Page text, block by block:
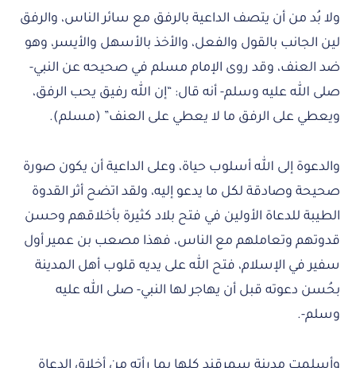
ولا بُد من أن يتصف الداعية بالرفق مع سائر الناس، والرفق
لين الجانب بالقول والفعل، والأخذ بالأسهل والأيسر، وهو
ضد العنف، وقد روى الإمام مسلم في صحيحه عن النبي-
صلى الله عليه وسلم- أنه قال: “إن الله رفيق يحب الرفق،
ويعطي على الرفق ما لا يعطي على العنف” (مسلم).
والدعوة إلى الله أسلوب حياة، وعلى الداعية أن يكون صورة
صحيحة وصادقة لكل ما يدعو إليه، ولقد اتضح أثر القدوة
الطيبة للدعاة الأولين في فتح بلاد كثيرة بأخلاقهم وحسن
قدوتهم وتعاملهم مع الناس، فهذا مصعب بن عمير أول
سفير في الإسلام، فتح الله على يديه قلوب أهل المدينة
بحُسن دعوته قبل أن يهاجر لها النبي- صلى الله عليه
وسلم-.